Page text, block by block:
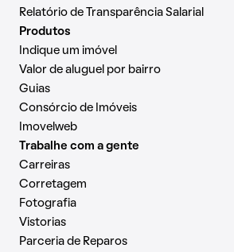
Relatório de Transparência Salarial
Produtos
Indique um imóvel
Valor de aluguel por bairro
Guias
Consórcio de Imóveis
Imovelweb
Trabalhe com a gente
Carreiras
Corretagem
Fotografia
Vistorias
Parceria de Reparos